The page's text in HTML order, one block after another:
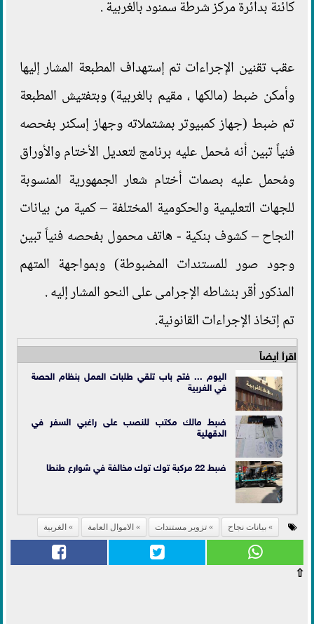
كائنة بدائرة مركز شرطة سمنود بالغربية .
عقب تقنين الإجراءات تم إستهداف المطبعة المشار إليها
وأمكن ضبط (مالكها ، مقيم بالغربية) وبتفتيش المطبعة
تم ضبط (جهاز كمبيوتر بمشتملاته وجهاز إسكنر بفحصه
فنياً تبين أنه مُحمل عليه برنامج لتعديل الأختام والأوراق
ومُحمل عليه بصمات أختام شعار الجمهورية المنسوبة
للجهات التعليمية والحكومية المختلفة – كمية من بيانات
النجاح – كشوف بنكية - هاتف محمول بفحصه فنياً تبين
وجود صور للمستندات المضبوطة) وبمواجهة المتهم
المذكور أقر بنشاطه الإجرامى على النحو المشار إليه .
تم إتخاذ الإجراءات القانونية.
اقرأ أيضاً
اليوم ... فتح باب تلقي طلبات العمل بنظام الحصة
في الغربية
ضبط مالك مكتب للنصب على راغبي السفر في
الدقهلية
ضبط 22 مركبة توك توك مخالفة في شوارع طنطا
بيانات نجاح تزوير مستندات الاموال العامة الغربية
⇧